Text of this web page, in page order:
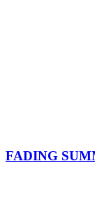
FADING